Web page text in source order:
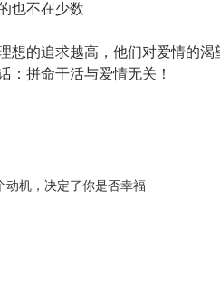
也不在少数
想的追求越高，他们对爱情的
：拼命干活与爱情无关！
动机，决定了你是否幸福